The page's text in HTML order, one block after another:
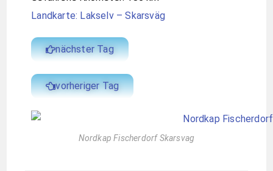
Landkarte: Lakselv – Skarsväg
nächster Tag
vorheriger Tag
Nordkap Fischerdorf Skarsvag